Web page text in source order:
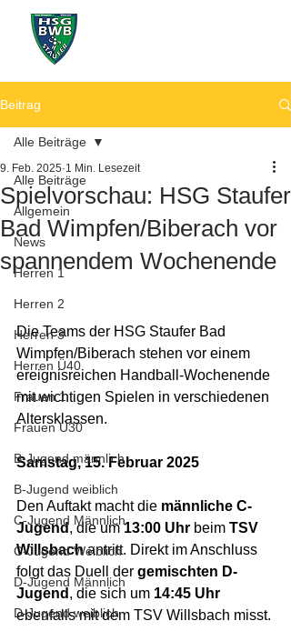
Beitrag
Alle Beiträge
Allgemein
News
Herren 1
Herren 2
Herren 3
Herren Ü40
Frauen 1
Frauen Ü30
B-Jugend männlich
B-Jugend weiblich
C-Jugend Männlich
C-Jugend Weiblich
D-Jugend Männlich
D-Jugend weiblich
Alle Beiträge
Spielvorschau: HSG Staufer
Bad Wimpfen/Biberach vor
spannendem Wochenende
9. Feb. 2025 1 Min. Lesezeit
Die Teams der HSG Staufer Bad
Wimpfen/Biberach stehen vor einem
ereignisreichen Handball-Wochenende
mit wichtigen Spielen in verschiedenen
Altersklassen.
Samstag, 15. Februar 2025
Den Auftakt macht die männliche C-
Jugend, die um 13:00 Uhr beim TSV
Willsbach antritt. Direkt im Anschluss
folgt das Duell der gemischten D-
Jugend , die sich um 14:45 Uhr
ebenfalls mit dem TSV Willsbach misst.